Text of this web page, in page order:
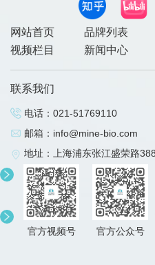
网站首页 品牌列表
视频栏目
新闻中心
联系我们
电话： 021-51769110
邮箱： info@mine-bio.com
地址：上海浦东张江盛荣路
官方视频号 官方公众号